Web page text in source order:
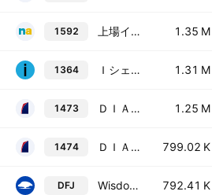
1592 上場インデックスファンドＪＰＸ日経インデックス４００ 1.35 M
1364 Ｉシェアーズ ＪＰＸ日経４００ ＥＴＦ 1.31 M
1473 ＤＩＡＭ ＥＴＦ トピックス 1.25 M
1474 ＤＩＡＭ ＥＴＦ ＪＰＸ日経４００ 799.02 K
DFJ WisdomTree Japan SmallCap Dividend Fund 792.41 K